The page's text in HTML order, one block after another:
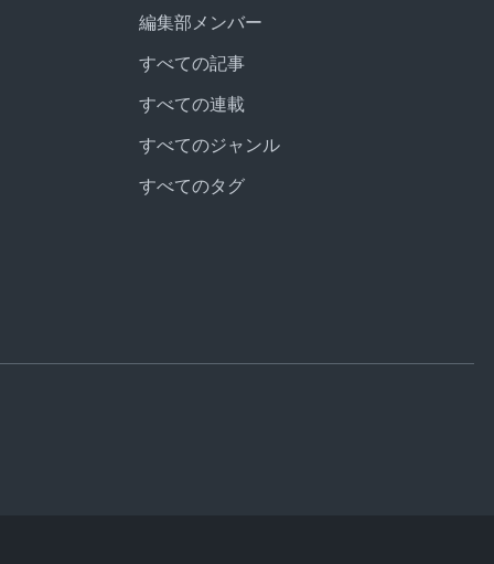
編集部メンバー
すべての記事
すべての連載
すべてのジャンル
すべてのタグ